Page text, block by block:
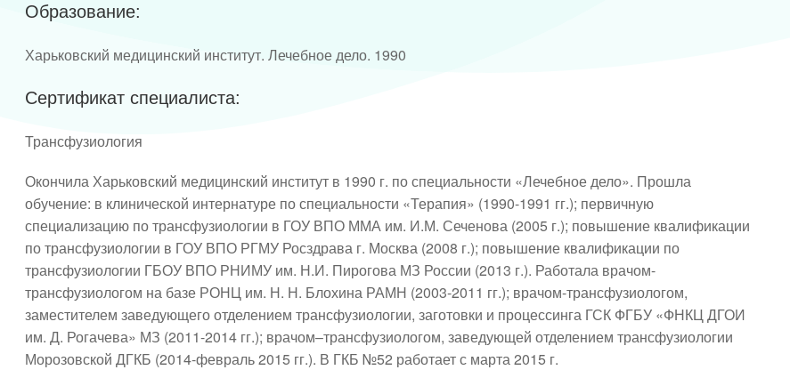
Образование:
Харьковский медицинский институт. Лечебное дело. 1990
Сертификат специалиста:
Трансфузиология
Окончила Харьковский медицинский институт в 1990 г. по специальности «Лечебное дело». Прошла
обучение: в клинической интернатуре по специальности «Терапия» (1990-1991 гг.); первичную
специализацию по трансфузиологии в ГОУ ВПО ММА им. И.М. Сеченова (2005 г.); повышение квалификации
по трансфузиологии в ГОУ ВПО РГМУ Росздрава г. Москва (2008 г.); повышение квалификации по
трансфузиологии ГБОУ ВПО РНИМУ им. Н.И. Пирогова МЗ России (2013 г.). Работала врачом-
трансфузиологом на базе РОНЦ им. Н. Н. Блохина РАМН (2003-2011 гг.); врачом-трансфузиологом,
заместителем заведующего отделением трансфузиологии, заготовки и процессинга ГСК ФГБУ «ФНКЦ ДГОИ
им. Д. Рогачева» МЗ (2011-2014 гг.); врачом–трансфузиологом, заведующей отделением трансфузиологии
Морозовской ДГКБ (2014-февраль 2015 гг.). В ГКБ №52 работает с марта 2015 г.